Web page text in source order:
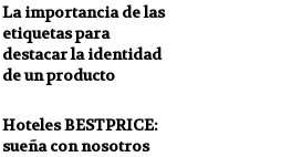
La importancia de las
etiquetas para
destacar la identidad
de un producto
Hoteles BESTPRICE:
sueña con nosotros